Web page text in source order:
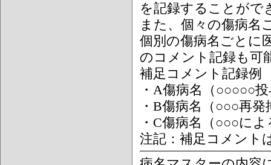
を記録することがで
また、個々の傷病名
個別の傷病名ごとに
のコメント記録も可
補足コメント記録例
・A傷病名（○○○○○
・B傷病名（○○○再
・C傷病名（○○○に
注記：補足コメント